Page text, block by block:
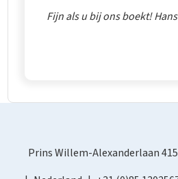
Fijn als u bij ons boekt!
Prins Willem-Alexanderlaan 415